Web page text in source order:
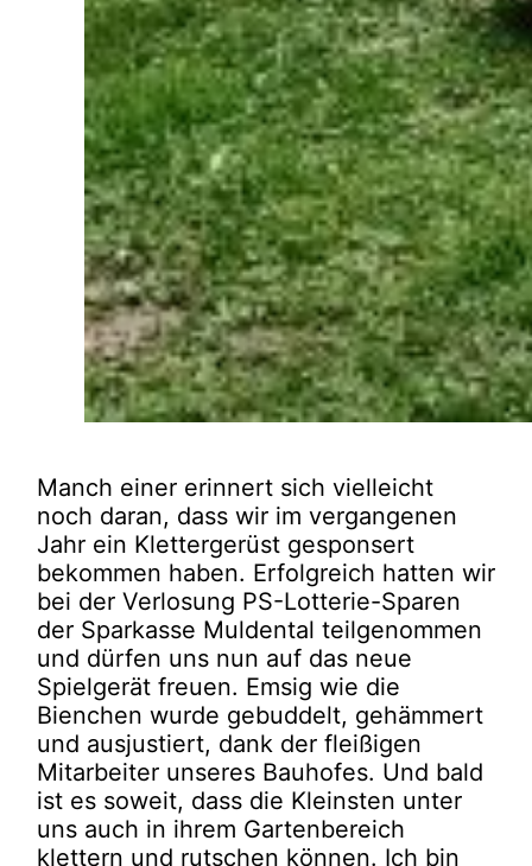
Manch einer erinnert sich vielleicht
noch daran, dass wir im vergangenen
Jahr ein Klettergerüst gesponsert
bekommen haben. Erfolgreich hatten wir
bei der Verlosung PS-Lotterie-Sparen
der Sparkasse Muldental teilgenommen
und dürfen uns nun auf das neue
Spielgerät freuen. Emsig wie die
Bienchen wurde gebuddelt, gehämmert
und ausjustiert, dank der fleißigen
Mitarbeiter unseres Bauhofes. Und bald
ist es soweit, dass die Kleinsten unter
uns auch in ihrem Gartenbereich
klettern und rutschen können. Ich bin